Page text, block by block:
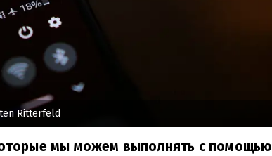
Ritterfeld
мы можем выполнять с помощью